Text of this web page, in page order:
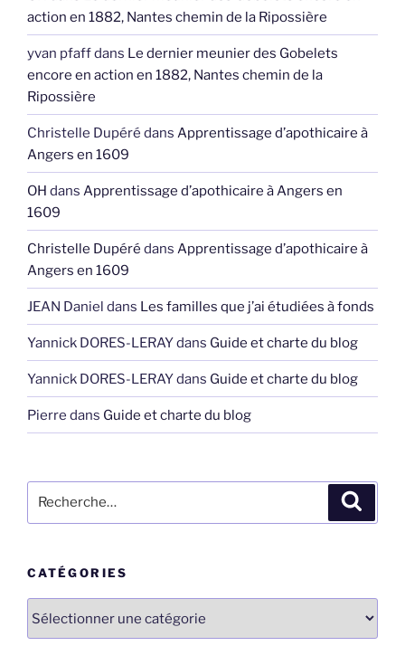
action en 1882, Nantes chemin de la Ripossière
yvan pfaffdans Le dernier meunier des Gobelets
encore en action en 1882, Nantes chemin de la
Ripossière
Christelle Dupéré dans Apprentissage d’apothicaire à
Angers en 1609
OH dans Apprentissage d’apothicaire à Angers en
1609
Christelle Dupéré dans Apprentissage d’apothicaire à
Angers en 1609
JEAN Daniel dans Les familles que j’ai étudiées à fonds
Yannick DORES-LERAYdans Guide et charte du blog
Yannick DORES-LERAYdans Guide et charte du blog
Pierre dans Guide et charte du blog
pour
CATÉGORIES